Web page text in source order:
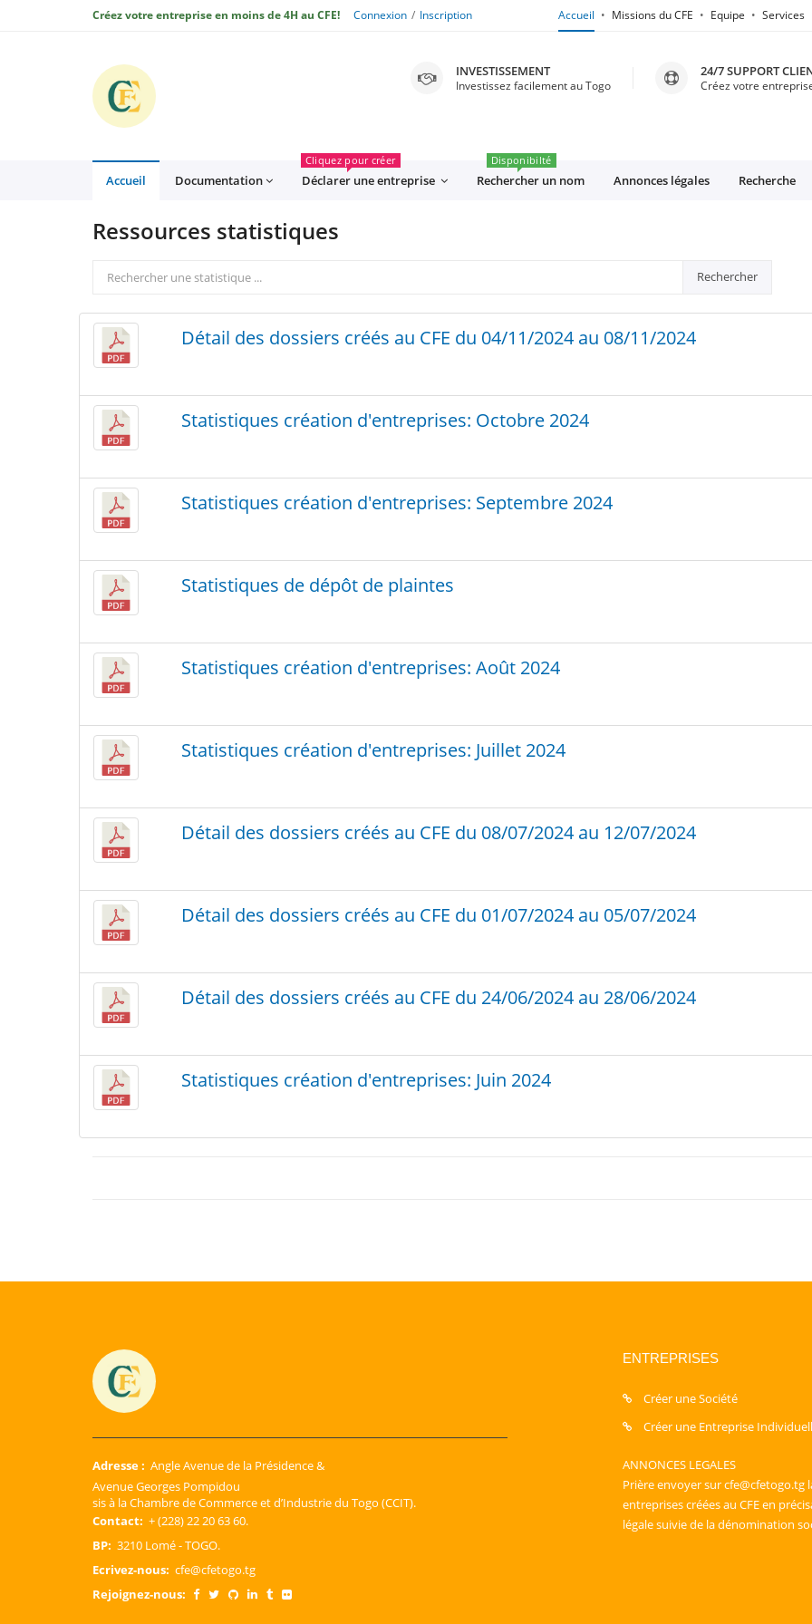
Accueil Missions du CFE Equipe Services
Créez votre entreprise en moins de 4H au CFE! Connexion Inscription
INVESTISSEMENT
Investissez facilement au Togo
24/7 SUPPORT
Créez votre
Accueil Documentation Déclarer une entreprise
Cliquez pour créer
Rechercher un nom
Disponibilté
Annonces légales Recherche
Ressources statistiques
Rechercher
statistique
Rechercher
Détail des dossiers créés au CFE du 04/11/2024 au 08/11/2024
Statistiques création d'entreprises: Octobre 2024
Statistiques création d'entreprises: Septembre 2024
Statistiques de dépôt de plaintes
Statistiques création d'entreprises: Août 2024
Statistiques création d'entreprises: Juillet 2024
Détail des dossiers créés au CFE du 08/07/2024 au 12/07/2024
Détail des dossiers créés au CFE du 01/07/2024 au 05/07/2024
Détail des dossiers créés au CFE du 24/06/2024 au 28/06/2024
Statistiques création d'entreprises: Juin 2024
Adresse : Angle Avenue de la Présidence &
Avenue Georges Pompidou
sis à la Chambre de Commerce et d’Industrie du Togo (CCIT).
Contact: + (228) 22 20 63 60.
BP: 3210 Lomé - TOGO.
Ecrivez-nous: cfe@cfetogo.tg
Rejoignez-nous:
ENTREPRISES
Créer une Société
Créer une Entreprise
ANNONCES LEGALES
Prière envoyer sur cfe@cfetogo.tg
entreprises créées au CFE en
légale suivie de la dénomination